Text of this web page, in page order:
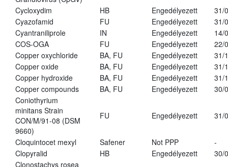
Cycloxydim
HB Engedélyezett
31/
Cyazofamid
FU Engedélyezett
31/
Cyantraniliprole
IN Engedélyezett
14/
COS-OGA
FU Engedélyezett
22/
Copper oxychloride
BA, FU Engedélyezett
31/
Copper oxide
BA, FU Engedélyezett
31/
Copper hydroxide
BA, FU Engedélyezett
31/
Copper compounds
BA, FU Engedélyezett
30/
Coniothyrium
minitans Strain
CON/M/91-08 (DSM
9660)
FU Engedélyezett 31/
Cloquintocet mexyl Safener Not PPP
-
Clopyralid
HB Engedélyezett
30/
Clonostachys rosea